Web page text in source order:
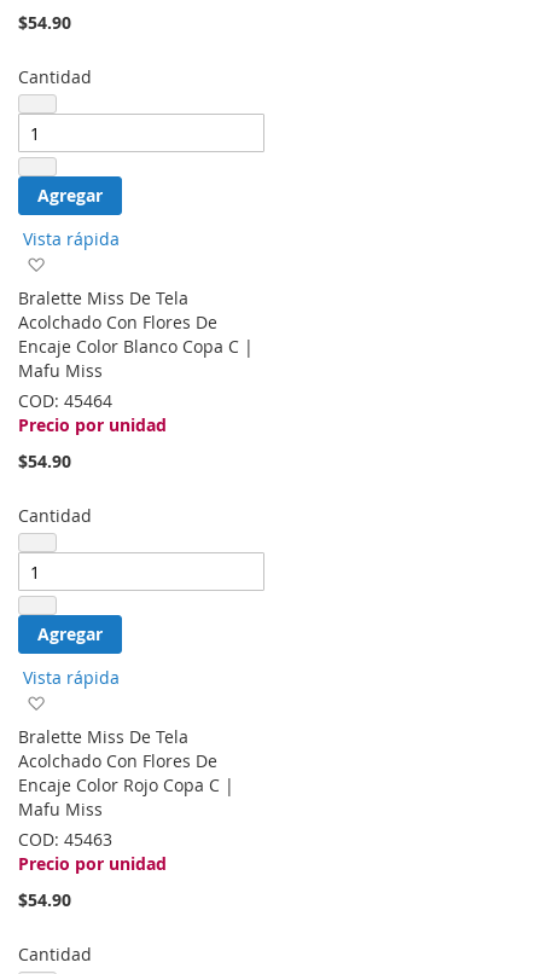
$54.90
Cantidad
Agregar
Vista rápida
la
lista
de
deseos
Bralette Miss De Tela
Acolchado Con Flores De
Encaje Color Blanco Copa C |
Mafu Miss
COD: 45464
Precio por unidad
$54.90
Cantidad
Agregar
Vista rápida
la
lista
de
deseos
Bralette Miss De Tela
Acolchado Con Flores De
Encaje Color Rojo Copa C |
Mafu Miss
COD: 45463
Precio por unidad
$54.90
Cantidad